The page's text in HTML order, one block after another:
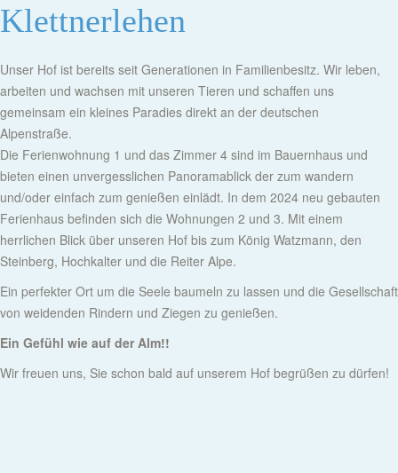
Klettnerlehen
Unser Hof ist bereits seit Generationen in Familienbesitz. Wir leben,
arbeiten und wachsen mit unseren Tieren und schaffen uns
gemeinsam ein kleines Paradies direkt an der deutschen
Alpenstraße.
Die Ferienwohnung 1 und das Zimmer 4 sind im Bauernhaus und
bieten einen unvergesslichen Panoramablick der zum wandern
und/oder einfach zum genießen einlädt. In dem 2024 neu gebauten
Ferienhaus befinden sich die Wohnungen 2 und 3. Mit einem
herrlichen Blick über unseren Hof bis zum König Watzmann, den
Steinberg, Hochkalter und die Reiter Alpe.
Ein perfekter Ort um die Seele baumeln zu lassen und die Gesellschaft
von weidenden Rindern und Ziegen zu genießen.
Ein Gefühl wie auf der Alm!!
Wir freuen uns, Sie schon bald auf unserem Hof begrüßen zu dürfen!